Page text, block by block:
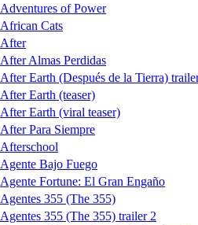
Adventures of Power
African Cats
After
After Almas Perdidas
After Earth (Después de la Tierra)
After Earth (teaser)
After Earth (viral teaser)
After Para Siempre
Afterschool
Agente Bajo Fuego
Agente Fortune: El Gran Engaño
Agentes 355 (The 355)
Agentes 355 (The 355) trailer 2